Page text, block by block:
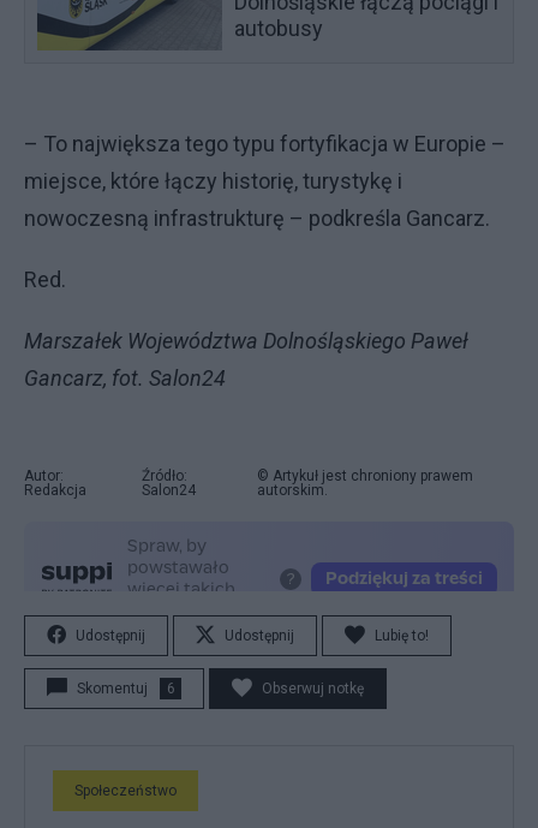
autobusy
– To największa tego typu fortyfikacja w Europie –
miejsce, które łączy historię, turystykę i
nowoczesną infrastrukturę – podkreśla Gancarz.
Red.
Marszałek Województwa Dolnośląskiego Paweł
Gancarz, fot. Salon24
Autor:
Redakcja
Źródło:
Salon24
© Artykuł jest chroniony prawem
autorskim.
Udostępnij Udostępnij Lubię to!
Skomentuj 6 Obserwuj notkę
Społeczeństwo